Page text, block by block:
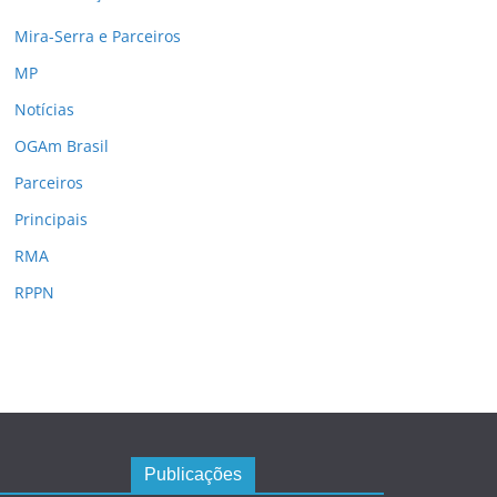
Mira-Serra e Parceiros
MP
Notícias
OGAm Brasil
Parceiros
Principais
RMA
RPPN
Publicações